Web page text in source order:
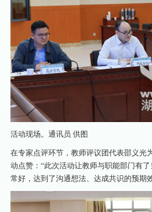
活动现场。通讯员 供图
在专家点评环节，教师评议团代表邵义光
动点赞：“此次活动让教师与职能部门有
常好，达到了沟通想法、达成共识的预期